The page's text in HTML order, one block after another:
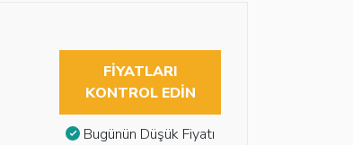
FIYATLARI
KONTROL EDIN
Bugünün Düşük Fiyatı